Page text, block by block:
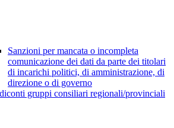
Sanzioni per mancata o incompleta
comunicazione dei dati da parte dei titolari
di incarichi politici, di amministrazione, di
direzione o di governo
gruppi consiliari regionali/provinciali